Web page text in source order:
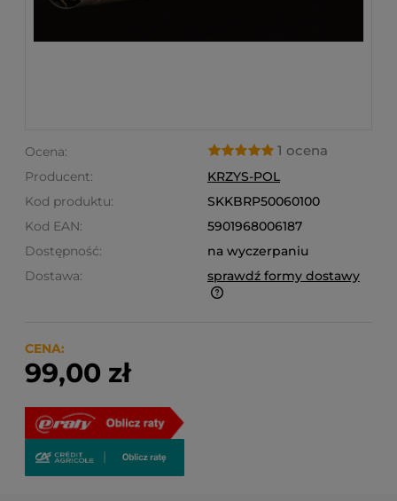
Ocena: 1 ocena
Producent:
KRZYS-POL
Kod produktu:
SKKBRP50060100
Kod EAN:
5901968006187
Dostępność:
na wyczerpaniu
Dostawa:
sprawdź formy dostawy
produktów które się w nim znajdują.
CENA:
99,00 zł